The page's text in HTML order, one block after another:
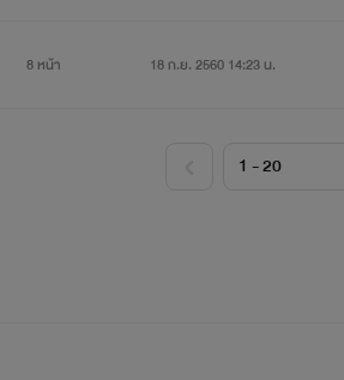
8 หน้า 18 ก.ย. 2560 14:23 น.